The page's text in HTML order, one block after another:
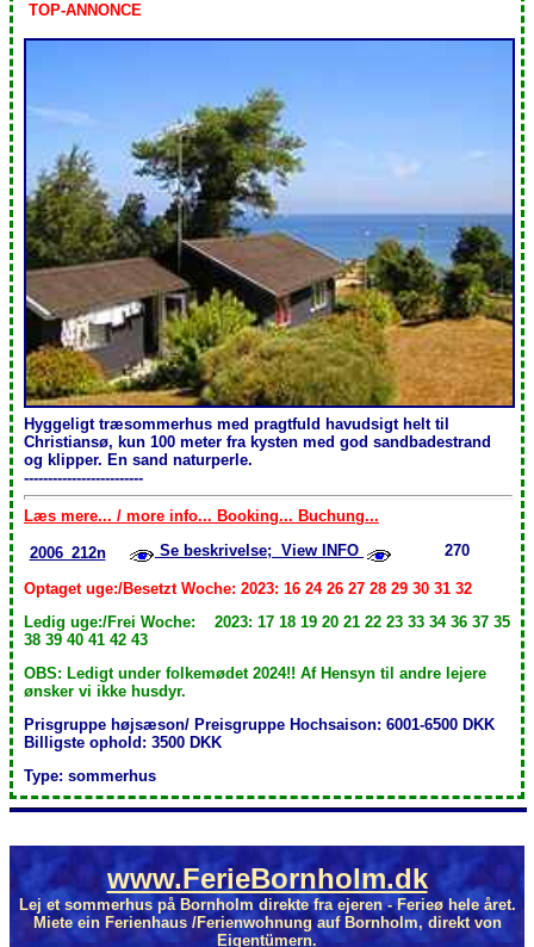
TOP-ANNONCE
Hyggeligt træsommerhus med pragtfuld havudsigt helt til
Christiansø, kun 100 meter fra kysten med god sandbadestrand
og klipper. En sand naturperle.
-------------------------
Læs mere... / more info... Booking... Buchung...
2006_212n Se beskrivelse; View INFO 270
Optaget uge:/Besetzt Woche: 2023: 16 24 26 27 28 29 30 31 32
Ledig uge:/Frei Woche: 2023: 17 18 19 20 21 22 23 33 34 36 37 35
38 39 40 41 42 43
OBS: Ledigt under folkemødet 2024!! Af Hensyn til andre lejere
ønsker vi ikke husdyr.
Prisgruppe højsæson/ Preisgruppe Hochsaison: 6001-6500 DKK
Billigste ophold: 3500 DKK
Type: sommerhus
www.FerieBornholm.dk
Lej et sommerhus på Bornholm direkte fra ejeren - Ferieø hele året.
Miete ein Ferienhaus /Ferienwohnung auf Bornholm, direkt von
Eigentümern.